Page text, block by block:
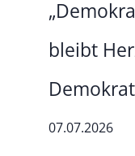
bleibt
07.07.2026